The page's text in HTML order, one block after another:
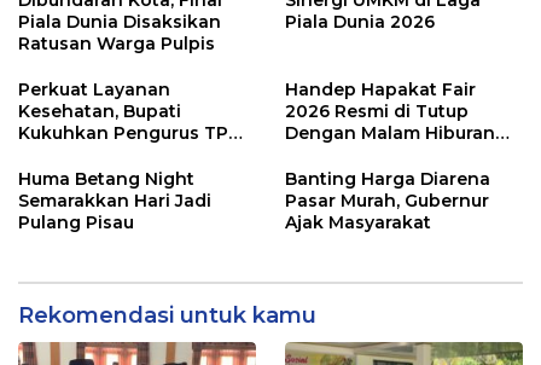
Piala Dunia Disaksikan
Ratusan Warga Pulpis
Piala Dunia 2026
Perkuat Layanan
Kesehatan, Bupati
Kukuhkan Pengurus TP
Handep Hapakat Fair
2026 Resmi di Tutup
Dengan Malam Hiburan
Huma Betang Night
Semarakkan Hari Jadi
Pulang Pisau
Banting Harga Diarena
Pasar Murah, Gubernur
Ajak Masyarakat
Rekomendasi untuk kamu